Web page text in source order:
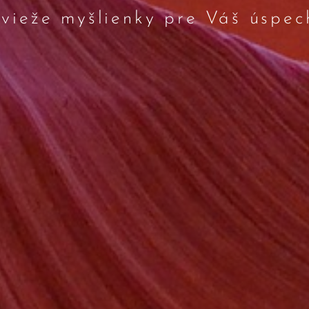
myšlienky pre Váš